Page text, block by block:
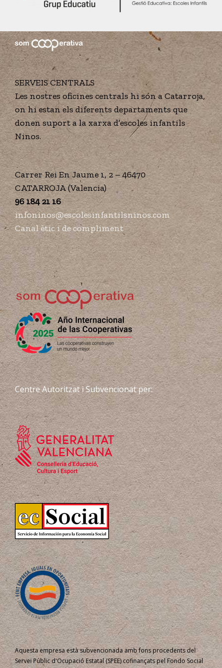
SERVEIS CENTRALS
Les nostres oficines centrals hi són a Catarroja,
on hi estan els diferents departaments que
donen suport a la xarxa d’escoles infantils
Ninos.
Carrer Rei En Jaume 1, 2 – 46470
CATARROJA (Valencia)
96 184 21 16
infoninos@escolesinfantilsninos.com
Canal ètic i de compliment
Centre Autoritzat i Subvencionat per:
Aquesta empresa està subvencionada amb fons procedents del
Servei Públic d'Ocupació Estatal (SPEE) cofinançats pel Fondo Social